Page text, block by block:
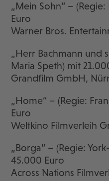
„Mein Sohn“ –
Euro
Warner Bros.
„Herr Bachmann und
Maria Speth) mit
Grandfilm GmbH,
„Home“ – (Regie:
Euro
Weltkino Filmverleih
„Borga“ – (Regie:
45.000 Euro
Across Nations